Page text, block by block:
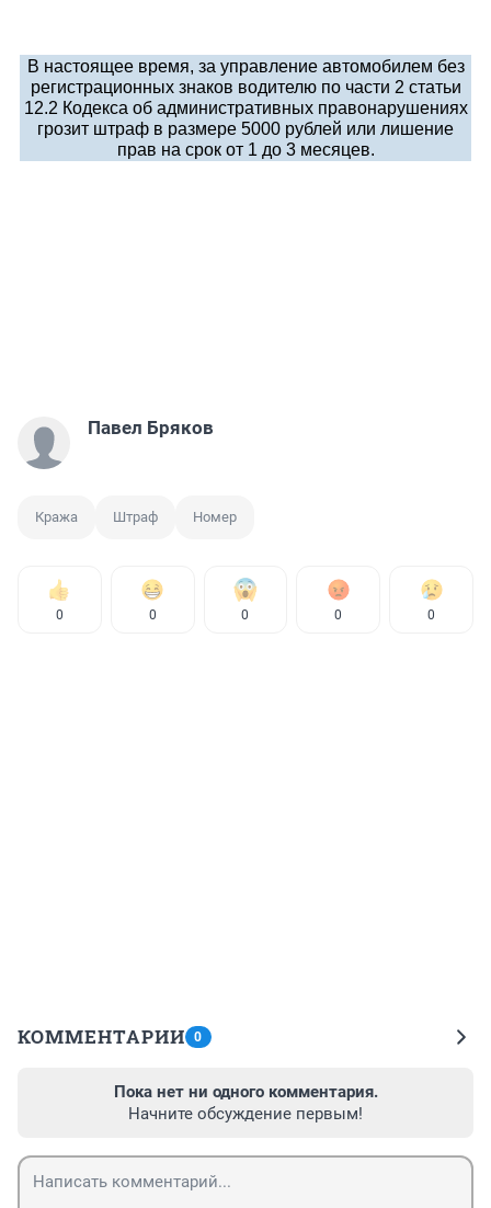
В настоящее время, за управление автомобилем без
регистрационных знаков водителю по части 2 статьи
12.2 Кодекса об административных правонарушениях
грозит штраф в размере 5000 рублей или лишение
прав на срок от 1 до 3 месяцев.
Павел Бряков
Кража Штраф Номер
0 0 0 0 0
КОММЕНТАРИИ 0
Пока нет ни одного комментария.
Начните обсуждение первым!